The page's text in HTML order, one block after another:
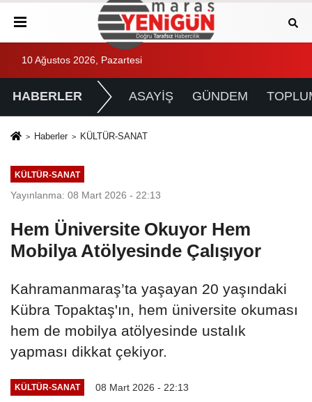
10 Ağustos 2026, Pazartesi
HABERLER ASAYİŞ GÜNDEM
Haberler KÜLTÜR-SANAT
KÜLTÜR-SANAT
Yayınlanma: 08 Mart 2026 - 22:13
Hem Üniversite Okuyor Hem
Mobilya Atölyesinde Çalışıyor
Kahramanmaraş’ta yaşayan 20 yaşındaki
Kübra Topaktaş'ın, hem üniversite okuması
hem de mobilya atölyesinde ustalık
yapması dikkat çekiyor.
KÜLTÜR-SANAT 08 Mart 2026 - 22:13